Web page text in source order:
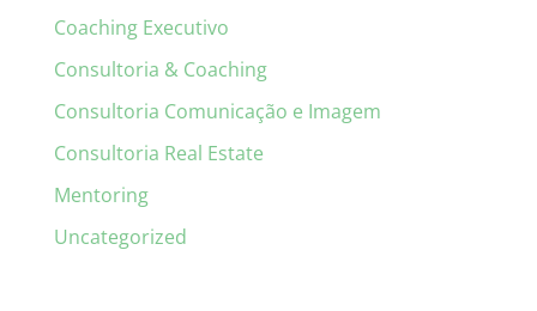
Coaching Executivo
Consultoria & Coaching
Consultoria Comunicação e Imagem
Consultoria Real Estate
Mentoring
Uncategorized